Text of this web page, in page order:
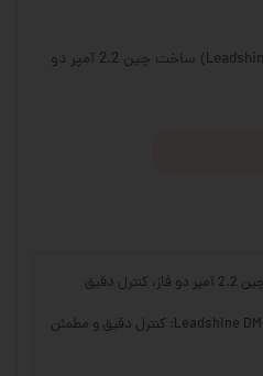
درایور استپر موتور برند لیدشاین (Leadshine) ساخت چین 2.2 آمپر دو
درایور استپر موتور لیدشاین DM422 چین 2.2 آمپر دو فاز، کنترل دقیق
راهنمای خرید درایور استپر موتور Leadshine DM422: کنترل دقیق و مطمئن